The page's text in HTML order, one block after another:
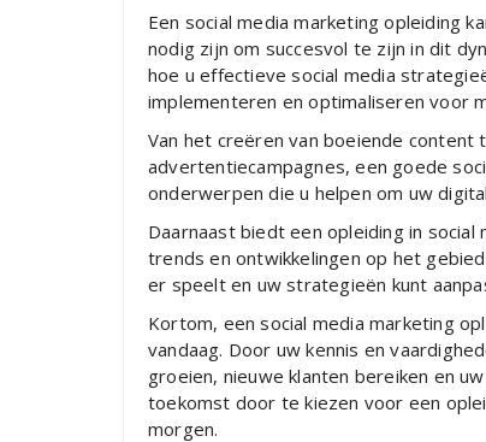
Een social media marketing opleiding
nodig zijn om succesvol te zijn in dit
hoe u effectieve social media
implementeren en optimaliseren voor
Van het creëren van boeiende
advertentiecampagnes, een goede
onderwerpen die u helpen om uw
Daarnaast biedt een opleiding in
trends en ontwikkelingen op het
er speelt en uw strategieën kunt
Kortom, een social media marketing
vandaag. Door uw kennis en
groeien, nieuwe klanten bereiken en
toekomst door te kiezen voor een
morgen.